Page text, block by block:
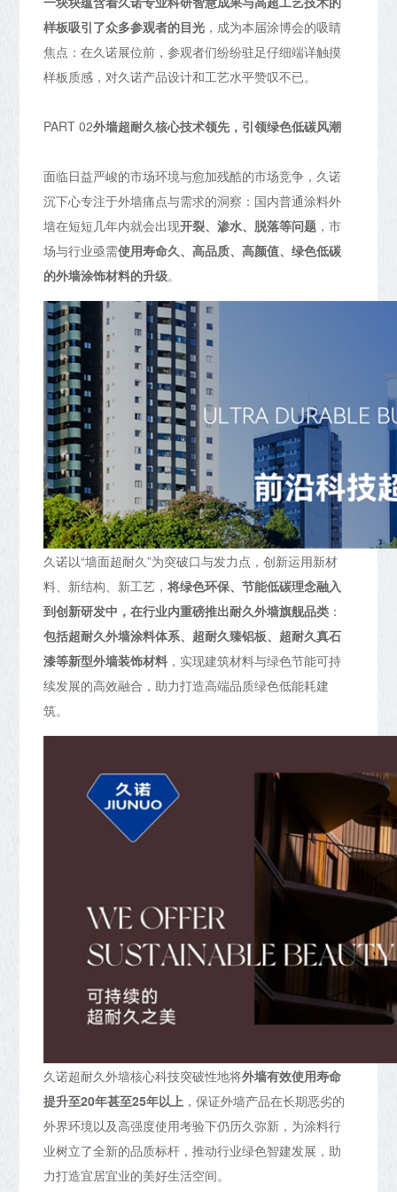
样板吸引了众多参观者的目光 ，成为本届涂博会的吸睛
焦点：在久诺展位前，参观者们纷纷驻足仔细端详触摸
样板质感，对久诺产品设计和工艺水平赞叹不已。
PART 02外墙超耐久核心技术领先， 引领绿色低碳风潮
面临日益严峻的市场环境与愈加残酷的市场竞争，久诺
沉下心专注于外墙痛点与需求的洞察：国内普通涂料外
墙在短短几年内就会出现开裂、渗水、脱落等问题 ，市
场与行业亟需使用寿命久、高品质、高颜值、绿色低碳
的外墙涂饰材料的升级。
久诺以“墙面超耐久”为突破口与发力点，创新运用新材
料、新结构、新工艺，将绿色环保、节能低碳理念融入
到创新研发中，在行业内重磅推出耐久外墙旗舰品类 ：
包括超耐久外墙涂料体系、超耐久臻铝板、超耐久真石
漆等新型外墙装饰材料 ，实现建筑材料与绿色节能可持
续发展的高效融合，助力打造高端品质绿色低能耗建
筑。
久诺超耐久外墙核心科技突破性地将外墙有效使用寿命
提升至20年甚至25年以上 ，保证外墙产品在长期恶劣的
外界环境以及高强度使用考验下仍历久弥新，为涂料行
业树立了全新的品质标杆，推动行业绿色智建发展，助
力打造宜居宜业的美好生活空间。